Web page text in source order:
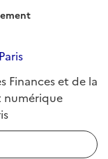
Finances et de la
numérique